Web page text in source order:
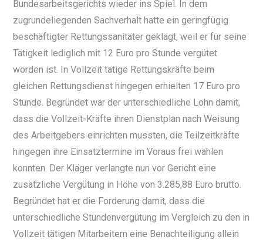
Bundesarbeitsgerichts wieder ins Spiel. In dem
zugrundeliegenden Sachverhalt hatte ein geringfügig
beschäftigter Rettungssanitäter geklagt, weil er für seine
Tätigkeit lediglich mit 12 Euro pro Stunde vergütet
worden ist. In Vollzeit tätige Rettungskräfte beim
gleichen Rettungsdienst hingegen erhielten 17 Euro pro
Stunde. Begründet war der unterschiedliche Lohn damit,
dass die Vollzeit-Kräfte ihren Dienstplan nach Weisung
des Arbeitgebers einrichten mussten, die Teilzeitkräfte
hingegen ihre Einsatztermine im Voraus frei wählen
konnten. Der Kläger verlangte nun vor Gericht eine
zusätzliche Vergütung in Höhe von 3.285,88 Euro brutto.
Begründet hat er die Forderung damit, dass die
unterschiedliche Stundenvergütung im Vergleich zu den in
Vollzeit tätigen Mitarbeitern eine Benachteiligung allein